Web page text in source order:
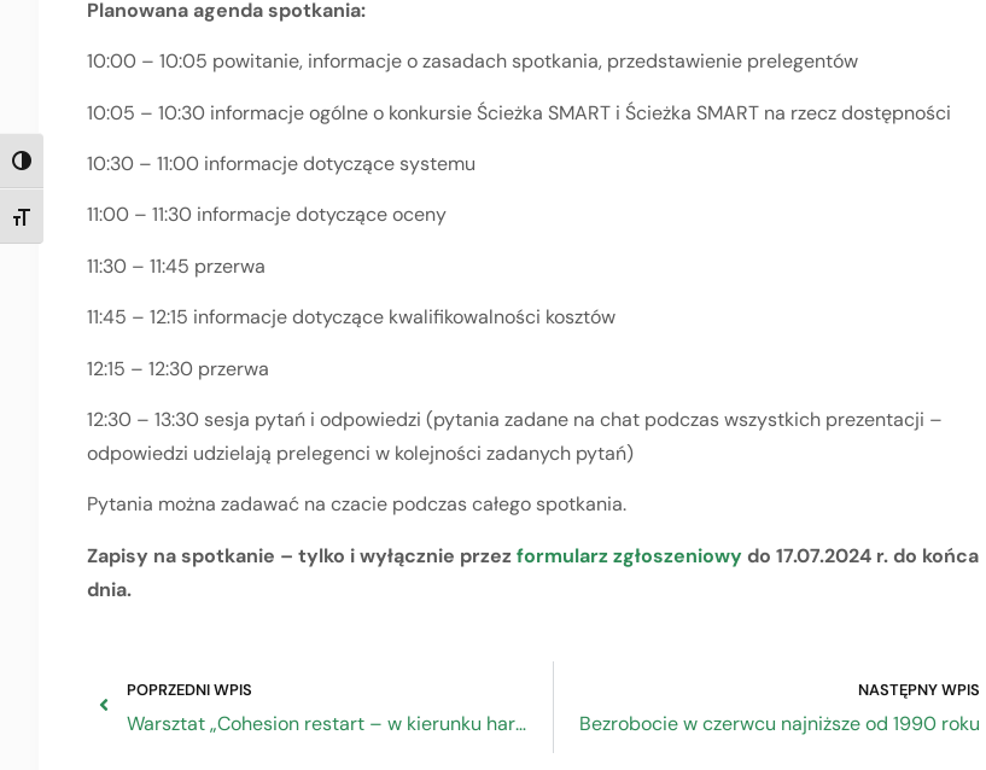
TOGGLE HIGH CONTRAST
TOGGLE FONT SIZE
Planowana agenda spotkania:
10:00 – 10:05 powitanie, informacje o zasadach spotkania, przedstawienie prelegentów
10:05 – 10:30 informacje ogólne o konkursie Ścieżka SMART i Ścieżka SMART na rzecz dostępności
10:30 – 11:00 informacje dotyczące systemu
11:00 – 11:30 informacje dotyczące oceny
11:30 – 11:45 przerwa
11:45 – 12:15 informacje dotyczące kwalifikowalności kosztów
12:15 – 12:30 przerwa
12:30 – 13:30 sesja pytań i odpowiedzi (pytania zadane na chat podczas wszystkich prezentacji –
odpowiedzi udzielają prelegenci w kolejności zadanych pytań)
Pytania można zadawać na czacie podczas całego spotkania.
Zapisy na spotkanie – tylko i wyłącznie przezformularz zgłoszeniowy do 17.07.2024 r. do końca
dnia.
POPRZEDNI WPIS
Warsztat „Cohesion restart – w kierunku harmonijnego, bardziej konkurencyjnego i odpornego rozwoju regionów UE”
NASTĘPNY WPIS
Bezrobocie w czerwcu najniższe od 1990 roku